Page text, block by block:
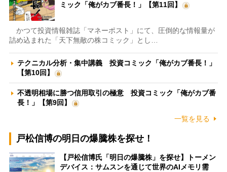
ミック「俺がカブ番長！」【第11回】
かつて投資情報雑誌「マネーポスト」にて、圧倒的な情報量が
詰め込まれた「天下無敵の株コミック」とし…
テクニカル分析・集中講義 投資コミック「俺がカブ番長！」
【第10回】
不透明相場に勝つ信用取引の極意 投資コミック「俺がカブ番
長！」【第9回】
一覧を見る
戸松信博の明日の爆騰株を探せ！
【戸松信博氏「明日の爆騰株」を探せ】トーメン
デバイス：サムスンを通じて世界のAIメモリ需